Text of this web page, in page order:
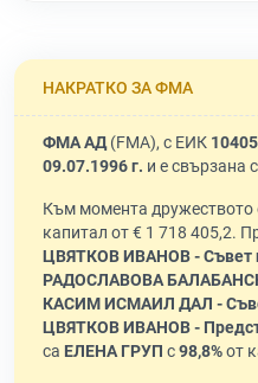
НАКРАТКО ЗА ФМА
ФМА АД(FMA), с ЕИК
09.07.1996 г. и е свързана
Към момента дружеството
капитал от € 1 718 405,2.
ЦВЯТКОВ ИВАНОВ - Съвет
РАДОСЛАВОВА
КАСИМ ИСМАИЛ ДАЛ -
ЦВЯТКОВ ИВАНОВ -
са ЕЛЕНА ГРУП с98,8%от